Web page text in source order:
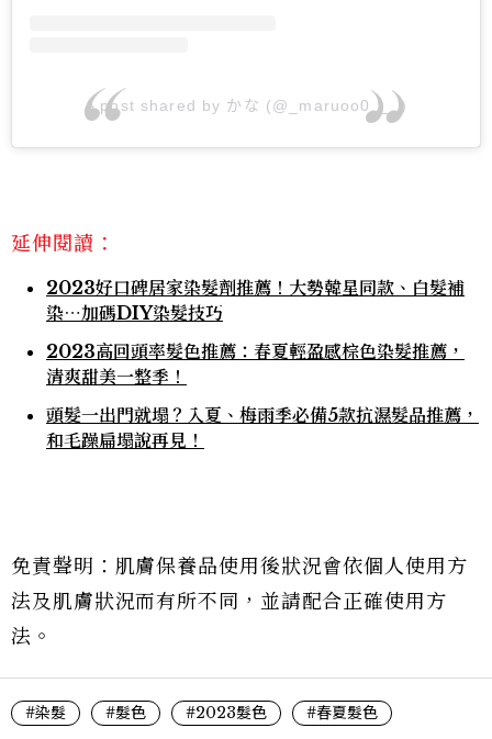
A post shared by かな (@_maruoo0___)
延伸閱讀：
2023好口碑居家染髮劑推薦！大勢韓星同款、白髮補
染⋯加碼DIY染髮技巧
2023高回頭率髮色推薦：春夏輕盈感棕色染髮推薦，
清爽甜美一整季！
頭髮一出門就塌？入夏、梅雨季必備5款抗濕髮品推薦，
和毛躁扁塌說再見！
免責聲明：肌膚保養品使用後狀況會依個人使用方
法及肌膚狀況而有所不同，並請配合正確使用方
法。
#染髮 #髮色 #2023髮色 #春夏髮色